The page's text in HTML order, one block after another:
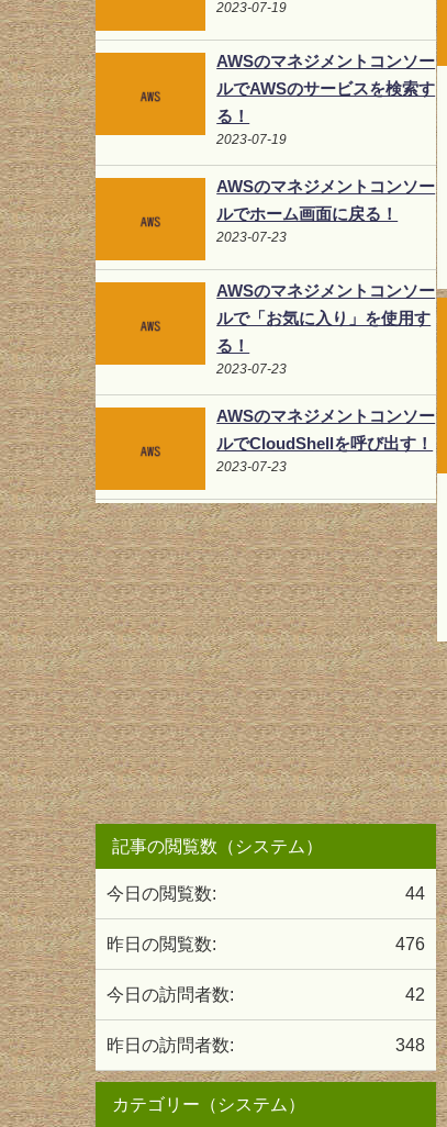
2023-07-19
AWSのマネジメントコンソー
ルでAWSのサービスを検索す
る！
2023-07-19
AWSのマネジメントコンソー
ルでホーム画面に戻る！
2023-07-23
AWSのマネジメントコンソー
ルで「お気に入り」を使用す
る！
2023-07-23
AWSのマネジメントコンソー
ルでCloudShellを呼び出す！
2023-07-23
記事の閲覧数（システム）
44
今日の閲覧数:
476
昨日の閲覧数:
42
今日の訪問者数:
348
昨日の訪問者数:
カテゴリー（システム）